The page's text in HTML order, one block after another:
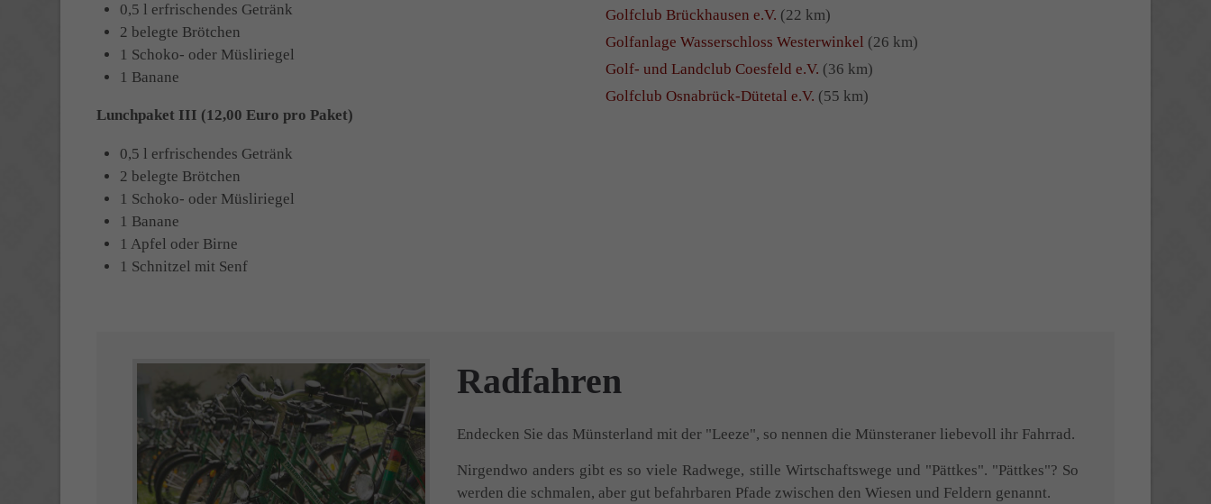
0,5 l erfrischendes Getränk
2 belegte Brötchen
1 Schoko- oder Müsliriegel
1 Banane
Lunchpaket III (12,00 Euro pro Paket)
0,5 l erfrischendes Getränk
2 belegte Brötchen
1 Schoko- oder Müsliriegel
1 Banane
1 Apfel oder Birne
1 Schnitzel mit Senf
Golfclub Brückhausen e.V. (22 km)
Golfanlage Wasserschloss Westerwinkel (26 km)
Golf- und Landclub Coesfeld e.V. (36 km)
Golfclub Osnabrück-Dütetal e.V. (55 km)
Radfahren
Endecken Sie das Münsterland mit der "Leeze", so nennen die Münsteraner liebevoll ihr Fahrrad.
Nirgendwo anders gibt es so viele Radwege, stille Wirtschaftswege und "Pättkes". "Pättkes"? So
werden die schmalen, aber gut befahrbaren Pfade zwischen den Wiesen und Feldern genannt.